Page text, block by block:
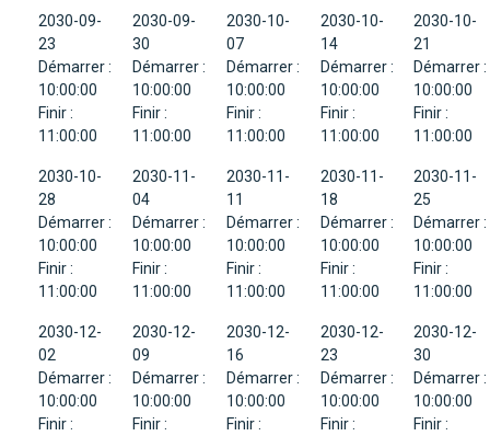
2030-09-
23
Démarrer :
10:00:00
Finir :
11:00:00
2030-09-
30
Démarrer :
10:00:00
Finir :
11:00:00
2030-10-
07
Démarrer :
10:00:00
Finir :
11:00:00
2030-10-
14
Démarrer :
10:00:00
Finir :
11:00:00
2030-10-
21
Démarrer :
10:00:00
Finir :
11:00:00
2030-10-
28
Démarrer :
10:00:00
Finir :
11:00:00
2030-11-
04
Démarrer :
10:00:00
Finir :
11:00:00
2030-11-
11
Démarrer :
10:00:00
Finir :
11:00:00
2030-11-
18
Démarrer :
10:00:00
Finir :
11:00:00
2030-11-
25
Démarrer :
10:00:00
Finir :
11:00:00
2030-12-
02
Démarrer :
10:00:00
Finir :
2030-12-
09
Démarrer :
10:00:00
Finir :
2030-12-
16
Démarrer :
10:00:00
Finir :
2030-12-
23
Démarrer :
10:00:00
Finir :
2030-12-
30
Démarrer :
10:00:00
Finir :